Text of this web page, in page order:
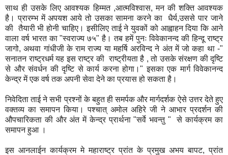
साथ ही उसके लिए आवश्यक हिम्मत ,आत्मविश्वास, मन की शक्ति आवश्यक
है। प्रारम्भ में अपयश आये तो उसका सामना करने का धैर्य,उससे पार जाने
की तैयारी भी होनी चाहिए। इसीलिए ताई ने युवकों को आह्वाहन दिया कि आने
वाला वर्ष भारत का "स्वराज्य ७५" है। तब हमें पुनः विवेकानन्द की हिन्दू राष्ट्र
जागो, अथवा गांधीजी के राम राज्य या महर्षि अरविन्द ने अंत में जो कहा था -"
सनातन राष्ट्रधर्म यह इस राष्ट्र की राष्ट्रीयता है , तो उसके संरक्षण की दृष्टि
से और संवर्धन की दृष्टि से कार्य करना होगा।" इसका एक मार्ग विवेकानन्द
केन्द्र में एक वर्ष तक अपनी सेवा देने का प्रयास हो सकता है।
निवेदिता ताई ने सभी प्रश्नों के बहुत ही समर्पक और मार्गदर्शक ऐसे उत्तर देते हुए
वक्तव्य का समापन किया। पश्चात् अमोल अहिरे जी ने आभार प्रदर्शन की
औपचारिकता की और अंत में केन्द्र प्रार्थना "सर्वे भवन्तु " से कार्यक्रम का
समापन हुआ ।
इस आनलाईन कार्यक्रम मे महाराष्ट्र प्रांत के प्रमुख अभय बापट, प्रांत